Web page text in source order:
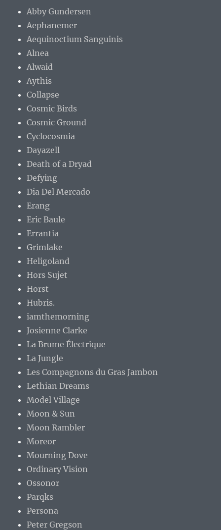
Abby Gundersen
Aephanemer
Aequinoctium Sanguinis
Alnea
Alwaid
Aythis
Collapse
Cosmic Birds
Cosmic Ground
Cyclocosmia
Dayazell
Death of a Dryad
Defying
Dia Del Mercado
Erang
Eric Baule
Errantia
Grimlake
Heligoland
Hors Sujet
Horst
Hubris.
iamthemorning
Josienne Clarke
La Brume Électrique
La Jungle
Les Compagnons du Gras Jambon
Lethian Dreams
Model Village
Moon & Sun
Moon Rambler
Moreor
Mourning Dove
Ordinary Vision
Ossonor
Parqks
Persona
Peter Gregson